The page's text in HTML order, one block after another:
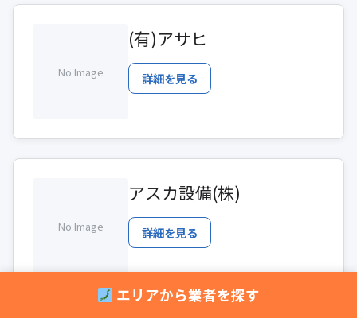
No Image
(有)アサヒ
詳細を見る
No Image
アスカ設備(株)
詳細を見る
エリアから業者を探す